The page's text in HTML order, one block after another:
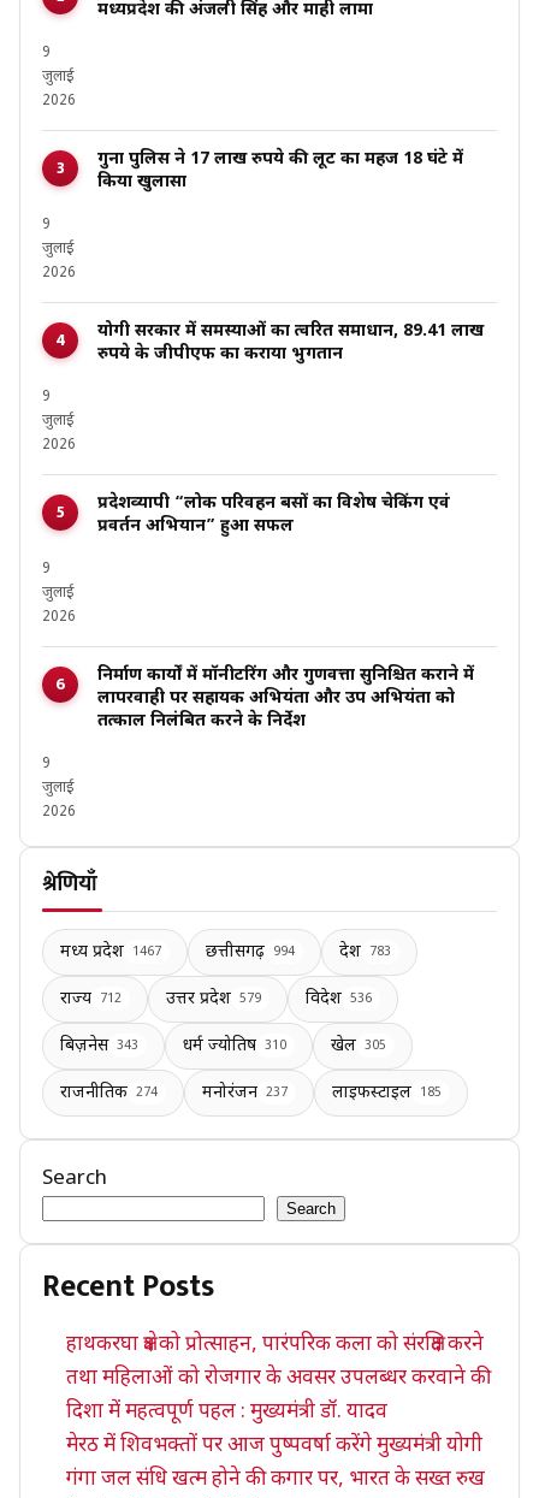
मध्यप्रदेश की अंजली सिंह और माही लामा
9
जुलाई
2026
गुना पुलिस ने 17 लाख रुपये की लूट का महज 18 घंटे में
किया खुलासा
9
जुलाई
2026
योगी सरकार में समस्याओं का त्वरित समाधान, 89.41 लाख
रुपये के जीपीएफ का कराया भुगतान
9
जुलाई
2026
प्रदेशव्यापी “लोक परिवहन बसों का विशेष चेकिंग एवं
प्रवर्तन अभियान” हुआ सफल
9
जुलाई
2026
निर्माण कार्यों में मॉनीटरिंग और गुणवत्ता सुनिश्चित कराने में
लापरवाही पर सहायक अभियंता और उप अभियंता को
तत्काल निलंबित करने के निर्देश
9
जुलाई
2026
श्रेणियाँ
मध्य प्रदेश 1467 छत्तीसगढ़ 994 देश 783
राज्य 712 उत्तर प्रदेश 579 विदेश 536
बिज़नेस 343 धर्म ज्योतिष 310 खेल 305
राजनीतिक 274 मनोरंजन 237 लाइफस्टाइल 185
Search
Search
Recent Posts
हाथकरघा क्षेत्र को प्रोत्साहन, पारंपरिक कला को संरक्षित करने
तथा महिलाओं को रोजगार के अवसर उपलब्धर करवाने की
दिशा में महत्वपूर्ण पहल : मुख्यमंत्री डॉ. यादव
मेरठ में शिवभक्तों पर आज पुष्पवर्षा करेंगे मुख्यमंत्री योगी
गंगा जल संधि खत्म होने की कगार पर, भारत के सख्त रुख